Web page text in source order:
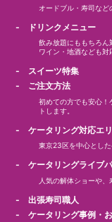
オードブル・寿司など
- ドリンクメニュー
飲み放題にももちろん
ワイン・地酒なども対
- スイーツ特集
- ご注文方法
初めての方でも安心！
トします。
- ケータリング対応エ
東京23区を中心とした
- ケータリングライブ
人気の解体ショーや、
- 出張寿司職人
- ケータリング事例・